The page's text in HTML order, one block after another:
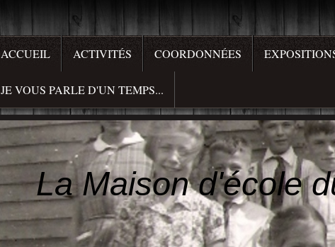
ACCUEIL ACTIVITÉS COORDONNÉES
JE VOUS PARLE D'UN TEMPS...
La Maison d'école